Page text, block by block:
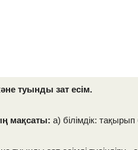
туынды зат есім.
мақсаты: а) білімдік: